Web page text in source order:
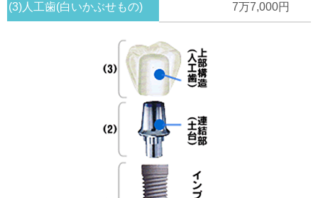
(3)人工歯(白いかぶせもの) 7万7,000円